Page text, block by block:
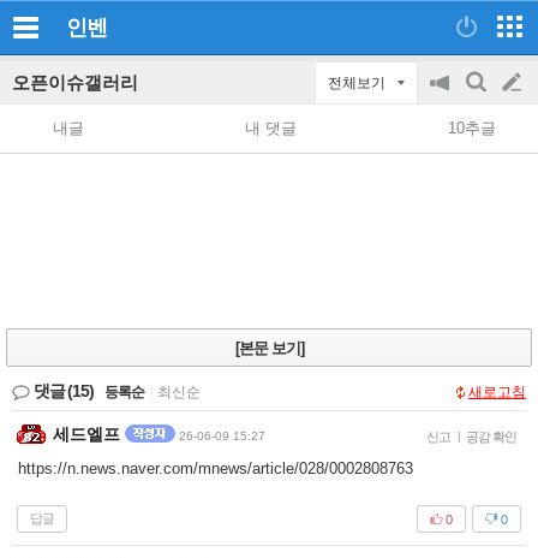
인벤
오픈이슈갤러리 전체보기
공
지
on/off
검
색
글
쓰
내글 내 댓글 10추글
[본문 보기]
댓글(15) 등록순 최신순 새로고침
세드엘프 26-06-09 15:27 신고 | 공감 확인
https://n.news.naver.com/mnews/article/028/0002808763
답글 0
0